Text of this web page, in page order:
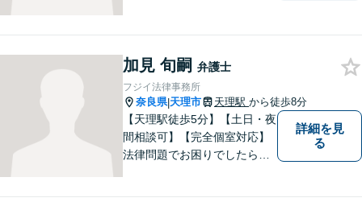
対応します。【夜間／休日対
応可】法律トラブルでお悩み
の方は、お気軽にご相談くだ
さい。
加見 旬嗣 弁護士
フジイ法律事務所
奈良県|天理市 天理駅 から徒歩8分
【天理駅徒歩5分】【土日・夜
間相談可】【完全個室対応】
法律問題でお困りでしたらお
詳細を見
る